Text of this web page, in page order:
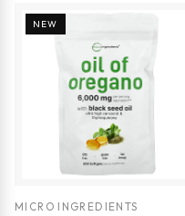
NEW
MICRO INGREDIENTS